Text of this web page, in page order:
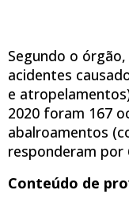
Segundo o
acidentes
e
2020 foram 167
abalroamentos
responderam por
Conteúdo de